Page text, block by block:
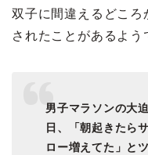
双子に間違えるどころ
されたことがあるよう
男子マラソンの大
日、「朝起きたら
ロー増えてた」と